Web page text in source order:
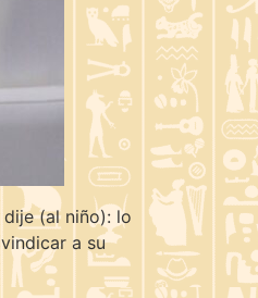
(al niño): lo
a su